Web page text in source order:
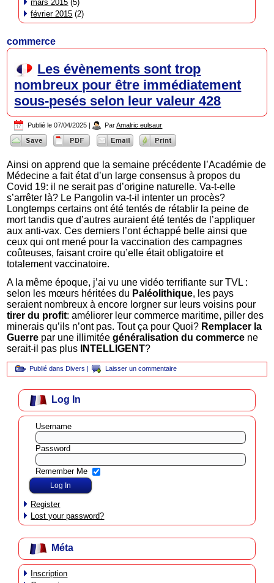
mars 2015 (5)
février 2015 (2)
commerce
Les évènements sont trop
nombreux pour être immédiatement
sous-pesés selon leur valeur 428
Publié le 07/04/2025 | Par Amalric eulsaur
Ainsi on apprend que la semaine précédente l’Académie de
Médecine a fait état d’un large consensus à propos du
Covid 19: il ne serait pas d’origine naturelle. Va-t-elle
s’arrêter là? Le Pangolin va-t-il intenter un procès?
Longtemps certains ont été tentés de rétablir la peine de
mort tandis que d’autres auraient été tentés de l’appliquer
aux anti-vax. Ces derniers l’ont échappé belle ainsi que
ceux qui ont mené pour la vaccination des campagnes
coûteuses, faisant croire qu’elle était obligatoire et
totalement vaccinatoire.
A la même époque, j’ai vu une vidéo terrifiante sur TVL :
selon les mœurs héritées du Paléolithique, les pays
seraient nombreux à encore lorgner sur leurs voisins pour
tirer du profit: améliorer leur commerce maritime, piller des
minerais qu’ils n’ont pas. Tout ça pour Quoi? Remplacer la
Guerre par une illimitéegénéralisation du commerce ne
serait-il pas plus
INTELLIGENT?
Publié dans Divers | Laisser un commentaire
Log In
Username
Password
Remember Me
Register
Lost your password?
Méta
Inscription